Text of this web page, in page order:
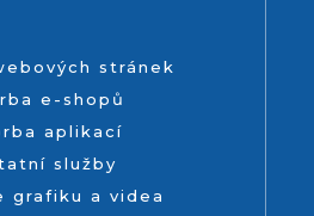
stránek
e-shopů
aplikací
služby
grafiku a videa